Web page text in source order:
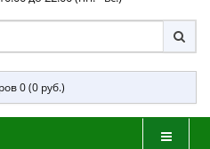
0 (0 руб.)